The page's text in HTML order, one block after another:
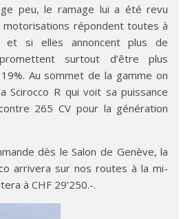
peu, le ramage lui a été revu
motorisations répondent toutes à
si elles annoncent plus de
surtout d’être plus
Au sommet de la gamme on
Scirocco R qui voit sa puissance
265 CV pour la génération
dès le Salon de Genève, la
arrivera sur nos routes à la mi-
à CHF 29’250.-.